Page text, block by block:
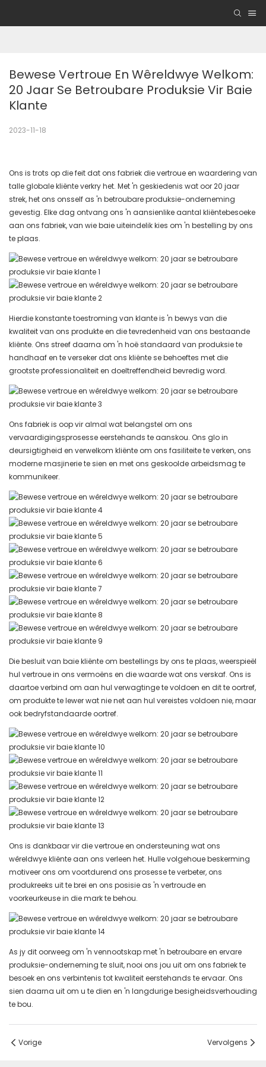
Bewese Vertroue En Wêreldwye Welkom:
20 Jaar Se Betroubare Produksie Vir Baie
Klante
2023-11-18
Ons is trots op die feit dat ons fabriek die vertroue en waardering van
talle globale kliënte verkry het. Met 'n geskiedenis wat oor 20 jaar
strek, het ons onsself as 'n betroubare produksie-onderneming
gevestig. Elke dag ontvang ons 'n aansienlike aantal kliëntebesoeke
aan ons fabriek, van wie baie uiteindelik kies om 'n bestelling by ons
te plaas.
Hierdie konstante toestroming van klante is 'n bewys van die
kwaliteit van ons produkte en die tevredenheid van ons bestaande
kliënte. Ons streef daarna om 'n hoë standaard van produksie te
handhaaf en te verseker dat ons kliënte se behoeftes met die
grootste professionaliteit en doeltreffendheid bevredig word.
Ons fabriek is oop vir almal wat belangstel om ons
vervaardigingsprosesse eerstehands te aanskou. Ons glo in
deursigtigheid en verwelkom kliënte om ons fasiliteite te verken, ons
moderne masjinerie te sien en met ons geskoolde arbeidsmag te
kommunikeer.
Die besluit van baie kliënte om bestellings by ons te plaas, weerspieël
hul vertroue in ons vermoëns en die waarde wat ons verskaf. Ons is
daartoe verbind om aan hul verwagtinge te voldoen en dit te oortref,
om produkte te lewer wat nie net aan hul vereistes voldoen nie, maar
ook bedryfstandaarde oortref.
Ons is dankbaar vir die vertroue en ondersteuning wat ons
wêreldwye kliënte aan ons verleen het. Hulle volgehoue ​​beskerming
motiveer ons om voortdurend ons prosesse te verbeter, ons
produkreeks uit te brei en ons posisie as 'n vertroude en
voorkeurkeuse in die mark te behou.
As jy dit oorweeg om 'n vennootskap met 'n betroubare en ervare
produksie-onderneming te sluit, nooi ons jou uit om ons fabriek te
besoek en ons verbintenis tot kwaliteit eerstehands te ervaar. Ons
sien daarna uit om u te dien en 'n langdurige besigheidsverhouding
te bou.
Vorige Vervolgens